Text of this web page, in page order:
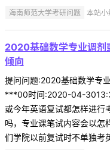
海南师范大学考研问题 本站
2020基础数学专业调剂
倾向
提问问题:2020基础数学专
***00时间:2020-04-
或今年英语复试都怎样进行
吗，专业课笔试内容会以怎
们学院以前复试时不单独考